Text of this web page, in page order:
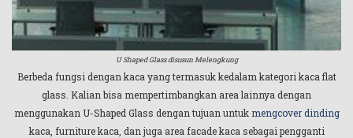
U Shaped Glass disusun Melengkung
Berbeda fungsi dengan kaca yang termasuk kedalam kategori kaca flat
glass. Kalian bisa mempertimbangkan area lainnya dengan
menggunakan U-Shaped Glass dengan tujuan untuk mengcover dinding
kaca, furniture kaca, dan juga area facade kaca sebagai pengganti